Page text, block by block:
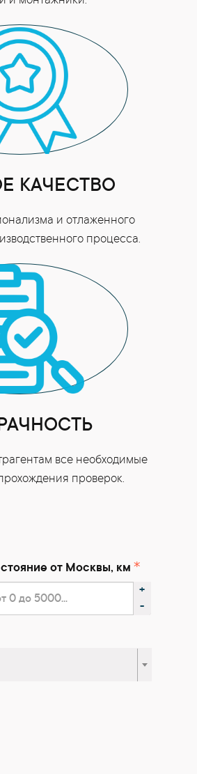
КАЧЕСТВО
и отлаженного
процесса.
все необходимые
проверок.
от Москвы, км
+
-